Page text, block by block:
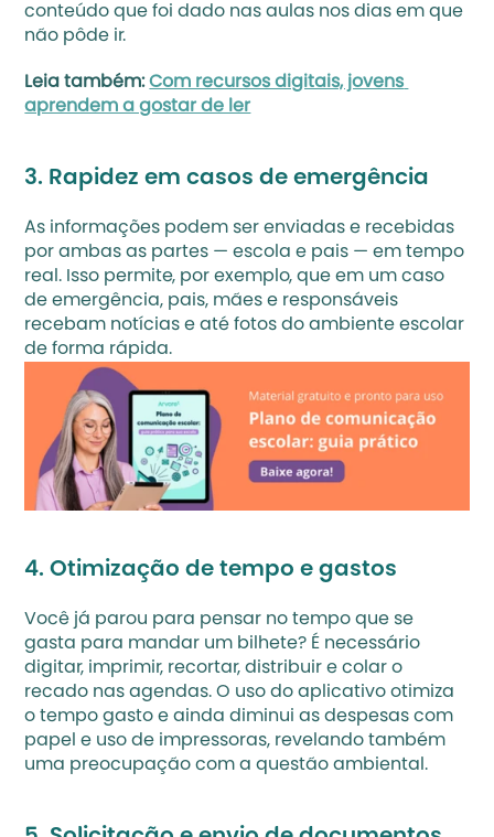
conteúdo que foi dado nas aulas nos dias em que
não pôde ir.
Leia também: Com recursos digitais, jovens
aprendem a gostar de ler
3. Rapidez em casos de emergência
As informações podem ser enviadas e recebidas
por ambas as partes — escola e pais — em tempo
real. Isso permite, por exemplo, que em um caso
de emergência, pais, mães e responsáveis
recebam notícias e até fotos do ambiente escolar
de forma rápida.
4. Otimização de tempo e gastos
Você já parou para pensar no tempo que se
gasta para mandar um bilhete? É necessário
digitar, imprimir, recortar, distribuir e colar o
recado nas agendas. O uso do aplicativo otimiza
o tempo gasto e ainda diminui as despesas com
papel e uso de impressoras, revelando também
uma preocupação com a questão ambiental.